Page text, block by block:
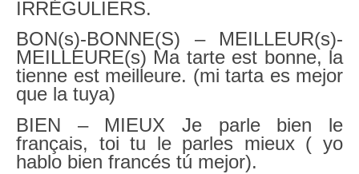
IRRÉGULIERS.
BON(s)-BONNE(S) – MEILLEUR(s)-
MEILLEURE(s) Ma tarte est bonne, la
tienne est meilleure. (mi tarta es mejor
que la tuya)
BIEN – MIEUX Je parle bien le
français, toi tu le parles mieux ( yo
hablo bien francés tú mejor).